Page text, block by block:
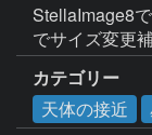
StellaImage8
でサイズ変更補
カテゴリー
天体の接近